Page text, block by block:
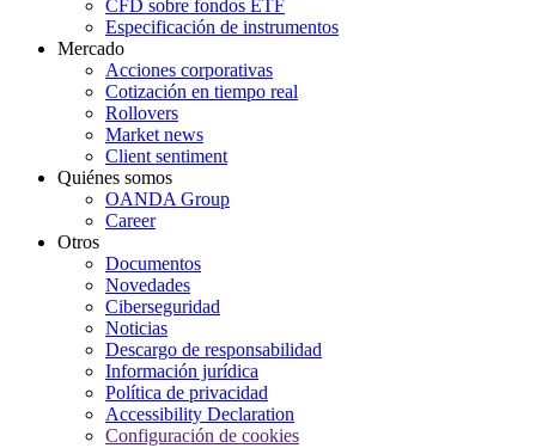
CFD sobre fondos ETF
Especificación de instrumentos
Mercado
Acciones corporativas
Cotización en tiempo real
Rollovers
Market news
Client sentiment
Quiénes somos
OANDA Group
Career
Otros
Documentos
Novedades
Ciberseguridad
Noticias
Descargo de responsabilidad
Información jurídica
Política de privacidad
Accessibility Declaration
Configuración de cookies